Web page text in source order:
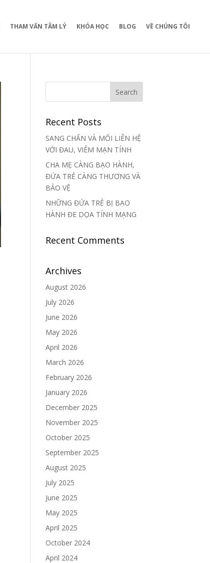
THAM VẤN TÂM LÝ KHÓA HỌC BLOG VỀ CHÚNG TÔI
Recent Posts
SANG CHẤN VÀ MỐI LIÊN HỆ
VỚI ĐAU, VIÊM MẠN TÍNH
CHA MẸ CÀNG BẠO HÀNH,
ĐỨA TRẺ CÀNG THƯƠNG VÀ
BẢO VỆ
NHỮNG ĐỨA TRẺ BỊ BẠO
HÀNH ĐE DỌA TÍNH MẠNG
Recent Comments
Archives
August 2026
July 2026
June 2026
May 2026
April 2026
March 2026
February 2026
January 2026
December 2025
November 2025
October 2025
September 2025
August 2025
July 2025
June 2025
May 2025
April 2025
October 2024
April 2024